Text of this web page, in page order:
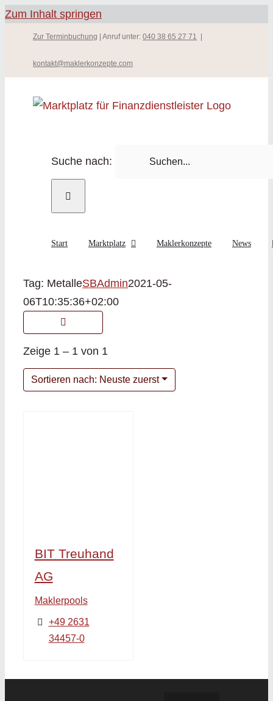
Zum Inhalt springen
Zur Terminbuchung | Anruf unter: 040 38 65 27 71
kontakt@maklerkonzepte.com
Suche nach:
Start Marktplatz Maklerkonzepte News
Tag: MetalleSBAdmin2021-05-
06T10:35:36+02:00
Zeige 1 – 1 von 1
Sortieren nach: Neuste zuerst
BIT Treuhand
AG
Maklerpools
+49 2631
34457-0